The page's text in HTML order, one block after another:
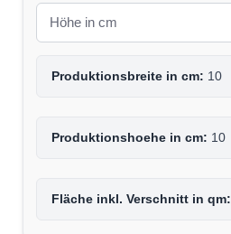
Produktionsbreite in cm: 10
Produktionshoehe in cm: 10
Fläche inkl. Verschnitt in qm: